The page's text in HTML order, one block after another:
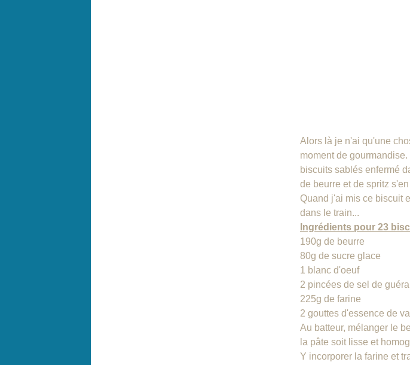
Alors là je n'ai qu'une
moment de
biscuits sablés enfermé
de beurre et de spritz
Quand j'ai mis ce biscuit
dans le train...
Ingrédients pour 23
190g de beurre
80g de sucre glace
1 blanc d'oeuf
2 pincées de sel de
225g de farine
2 gouttes d'essence de
Au batteur, mélanger le
la pâte soit lisse et
Y incorporer la farine et